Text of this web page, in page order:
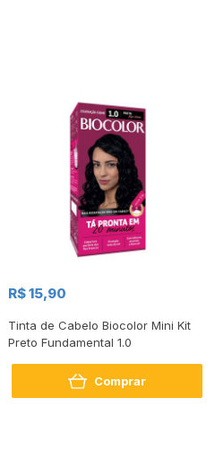
R$ 15,90
Tinta de Cabelo Biocolor Mini Kit
Preto Fundamental 1.0
Comprar